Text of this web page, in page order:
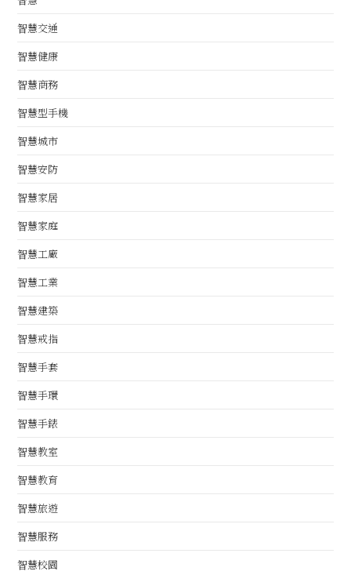
智慧交通
智慧健康
智慧商務
智慧型手機
智慧城市
智慧安防
智慧家居
智慧家庭
智慧工廠
智慧工業
智慧建築
智慧戒指
智慧手套
智慧手環
智慧手錶
智慧教室
智慧教育
智慧旅遊
智慧服務
智慧校園